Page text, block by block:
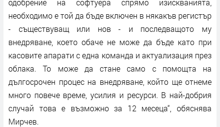
одобрение на софтуера спрямо изискванията,
необходимо е той да бъде включен в някакъв регистър
- съществуващ или нов - и последващото му
внедряване, което обаче не може да бъде като при
касовите апарати с една команда и актуализация през
облака. То може да стане само с помощта на
дългосрочен процес на внедряване, който ще отнеме
много повече време, усилия и ресурси. В най-добрия
случай това е възможно за 12 месеца“, обяснява
Мирчев.